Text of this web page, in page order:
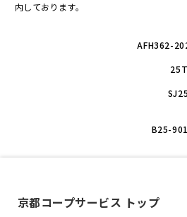
内しております。
AFH362-
B25-
京都コープサービス トップ